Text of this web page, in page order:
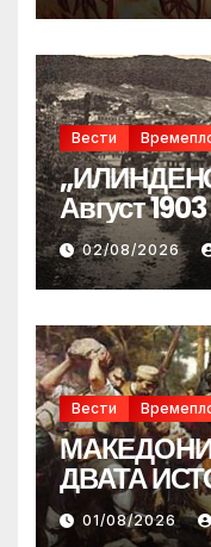
Вести
Август
02/08/2026
Вести
ДВАТА
01/08/2026